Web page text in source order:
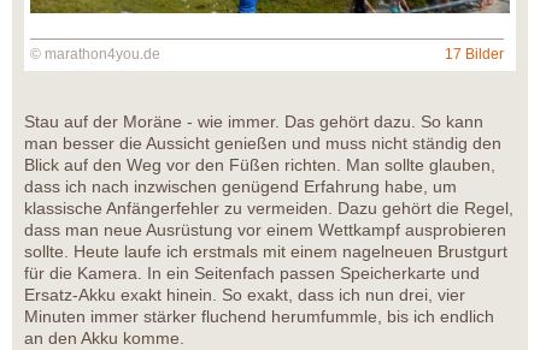
© marathon4you.de 17 Bilder
Stau auf der Moräne - wie immer. Das gehört dazu. So kann
man besser die Aussicht genießen und muss nicht ständig den
Blick auf den Weg vor den Füßen richten. Man sollte glauben,
dass ich nach inzwischen genügend Erfahrung habe, um
klassische Anfängerfehler zu vermeiden. Dazu gehört die Regel,
dass man neue Ausrüstung vor einem Wettkampf ausprobieren
sollte. Heute laufe ich erstmals mit einem nagelneuen Brustgurt
für die Kamera. In ein Seitenfach passen Speicherkarte und
Ersatz-Akku exakt hinein. So exakt, dass ich nun drei, vier
Minuten immer stärker fluchend herumfummle, bis ich endlich
an den Akku komme.